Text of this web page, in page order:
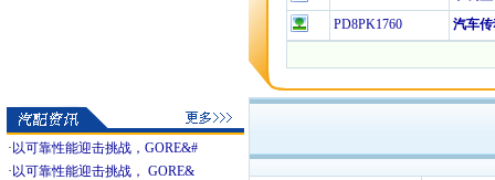
PD8PK1760
汽车
· 以可靠性能迎击挑战，GORE&#
· 以可靠性能迎击挑战， GORE&